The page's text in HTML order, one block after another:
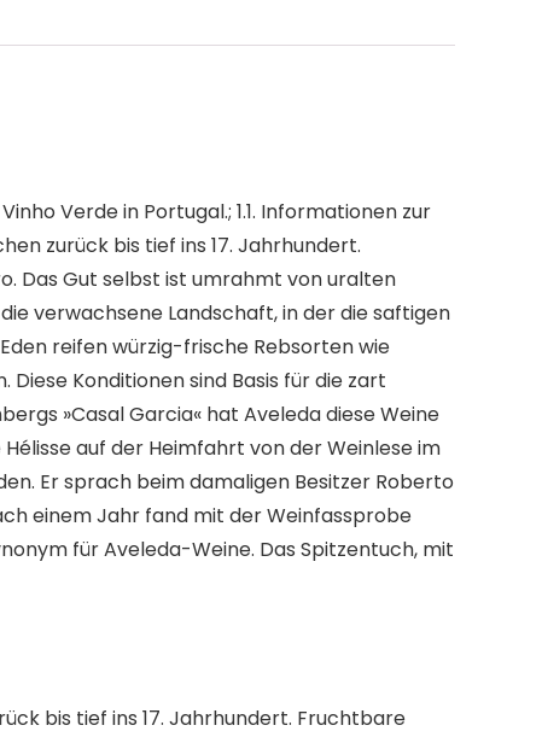
Verde in Portugal.; 1.1. Informationen zur
zurück bis tief ins 17. Jahrhundert.
Das Gut selbst ist umrahmt von uralten
verwachsene Landschaft, in der die saftigen
reifen würzig-frische Rebsorten wie
Konditionen sind Basis für die zart
»Casal Garcia« hat Aveleda diese Weine
auf der Heimfahrt von der Weinlese im
Er sprach beim damaligen Besitzer Roberto
einem Jahr fand mit der Weinfassprobe
für Aveleda-Weine. Das Spitzentuch, mit
bis tief ins 17. Jahrhundert. Fruchtbare